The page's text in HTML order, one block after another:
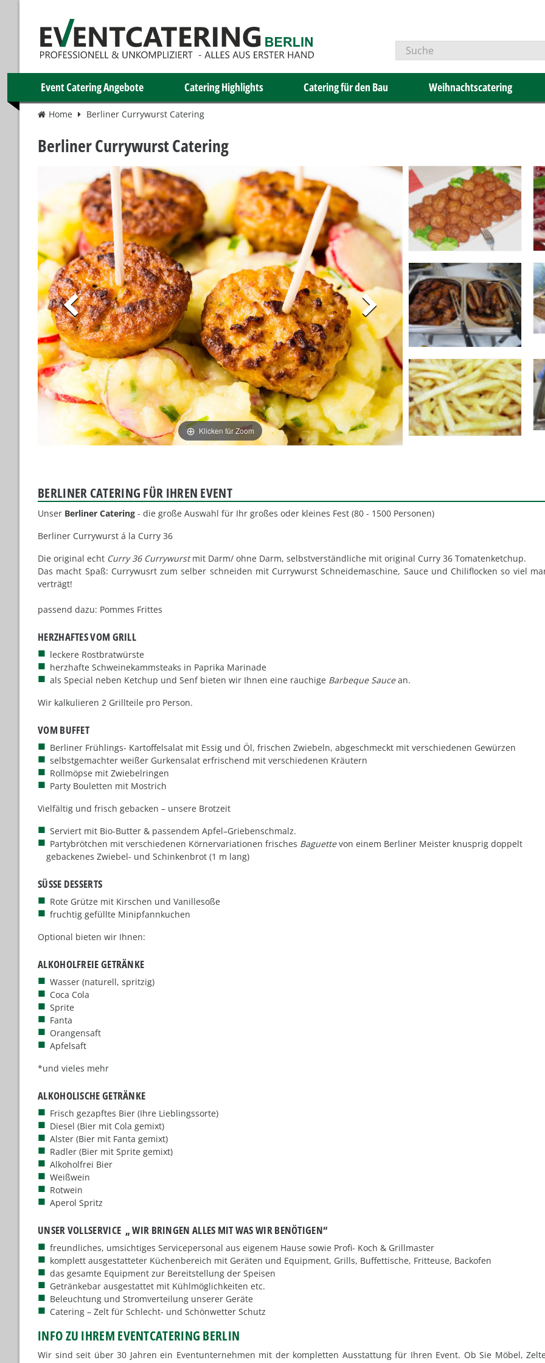
Event Catering Angebote Catering Highlights Catering für den Bau Weihnachtscatering
Home Berliner Currywurst Catering
Berliner Currywurst Catering
Klicken für Zoom
BERLINER CATERING FÜR IHREN EVENT
Unser Berliner Catering - die große Auswahl für Ihr großes oder kleines Fest (80 - 1500 Personen)
Berliner Currywurst á la Curry 36
Die original echt Curry 36 Currywurstmit Darm/ ohne Darm, selbstverständliche mit original Curry 36 Tomatenketchup.
Das macht Spaß: Currywusrt zum selber schneiden mit Currywurst Schneidemaschine, Sauce und Chiliflocken so viel
verträgt!
passend dazu: Pommes Frittes
HERZHAFTES VOM GRILL
leckere Rostbratwürste
herzhafte Schweinekammsteaks in Paprika Marinade
als Special neben Ketchup und Senf bieten wir Ihnen eine rauchige Barbeque Saucean.
Wir kalkulieren 2 Grillteile pro Person.
VOM BUFFET
Berliner Frühlings- Kartoffelsalat mit Essig und Öl, frischen Zwiebeln, abgeschmeckt mit verschiedenen Gewürzen
selbstgemachter weißer Gurkensalat erfrischend mit verschiedenen Kräutern
Rollmöpse mit Zwiebelringen
Party Bouletten mit Mostrich
Vielfältig und frisch gebacken – unsere Brotzeit
Serviert mit Bio-Butter & passendem Apfel–Griebenschmalz.
Partybrötchen mit verschiedenen Körnervariationen frisches Baguettevon einem Berliner Meister knusprig doppelt
gebackenes Zwiebel- und Schinkenbrot (1 m lang)
SÜSSE DESSERTS
Rote Grütze mit Kirschen und Vanillesoße
fruchtig gefüllte Minipfannkuchen
Optional bieten wir Ihnen:
ALKOHOLFREIE GETRÄNKE
Wasser (naturell, spritzig)
Coca Cola
Sprite
Fanta
Orangensaft
Apfelsaft
*und vieles mehr
ALKOHOLISCHE GETRÄNKE
Frisch gezapftes Bier (Ihre Lieblingssorte)
Diesel (Bier mit Cola gemixt)
Alster (Bier mit Fanta gemixt)
Radler (Bier mit Sprite gemixt)
Alkoholfrei Bier
Weißwein
Rotwein
Aperol Spritz
UNSER VOLLSERVICE „ WIR BRINGEN ALLES MIT WAS WIR BENÖTIGEN“
freundliches, umsichtiges Servicepersonal aus eigenem Hause sowie Profi- Koch & Grillmaster
komplett ausgestatteter Küchenbereich mit Geräten und Equipment, Grills, Buffettische, Fritteuse, Backofen
das gesamte Equipment zur Bereitstellung der Speisen
Getränkebar ausgestattet mit Kühlmöglichkeiten etc.
Beleuchtung und Stromverteilung unserer Geräte
Catering – Zelt für Schlecht- und Schönwetter Schutz
INFO ZU IHREM EVENTCATERING BERLIN
Wir sind seit über 30 Jahren ein Eventunternehmen mit der kompletten Ausstattung für Ihren Event. Ob Sie Möbel,